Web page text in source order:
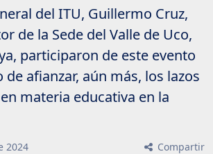
del ITU, Guillermo Cruz,
de la Sede del Valle de Uco,
participaron de este evento
afianzar, aún más, los lazos
materia educativa en la
2024 Compartir